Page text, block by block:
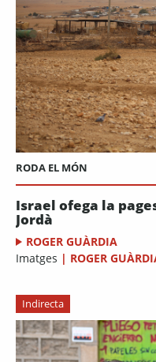
RODA EL MÓN
Israel ofega la
Jordà
ROGER GUÀRDIA
Imatges | ROGER
Indirecta